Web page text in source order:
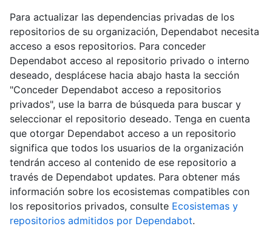
Para actualizar las dependencias privadas de los
repositorios de su organización, Dependabot necesita
acceso a esos repositorios. Para conceder
Dependabot acceso al repositorio privado o interno
deseado, desplácese hacia abajo hasta la sección
"Conceder Dependabot acceso a repositorios
privados", use la barra de búsqueda para buscar y
seleccionar el repositorio deseado. Tenga en cuenta
que otorgar Dependabot acceso a un repositorio
significa que todos los usuarios de la organización
tendrán acceso al contenido de ese repositorio a
través de Dependabot updates. Para obtener más
información sobre los ecosistemas compatibles con
los repositorios privados, consulte Ecosistemas y
repositorios admitidos por Dependabot.